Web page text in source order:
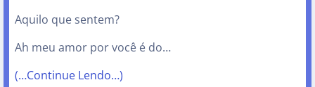
Aquilo que sentem?
Ah meu amor por você é do…
(…Continue Lendo…)